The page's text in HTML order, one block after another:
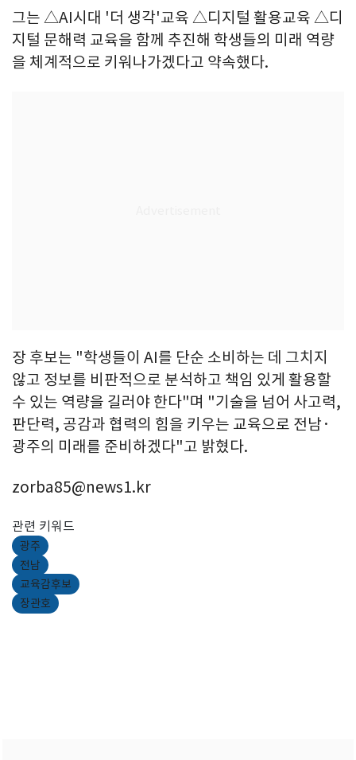
그는 △AI시대 '더 생각'교육 △디지털 활용교육 △디
지털 문해력 교육을 함께 추진해 학생들의 미래 역량
을 체계적으로 키워나가겠다고 약속했다.
장 후보는 "학생들이 AI를 단순 소비하는 데 그치지
않고 정보를 비판적으로 분석하고 책임 있게 활용할
수 있는 역량을 길러야 한다"며 "기술을 넘어 사고력,
판단력, 공감과 협력의 힘을 키우는 교육으로 전남·
광주의 미래를 준비하겠다"고 밝혔다.
zorba85@news1.kr
관련 키워드
광주
전남
교육감후보
장관호